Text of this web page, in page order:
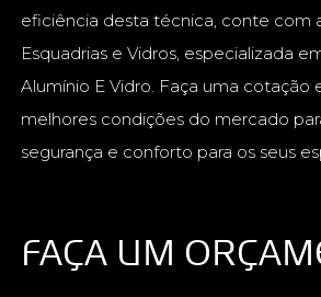
eficiência desta técnica, conte com
Esquadrias e Vidros, especializada
Alumínio E Vidro. Faça uma cotação
melhores condições do mercado
segurança e conforto para os seus
FAÇA UM